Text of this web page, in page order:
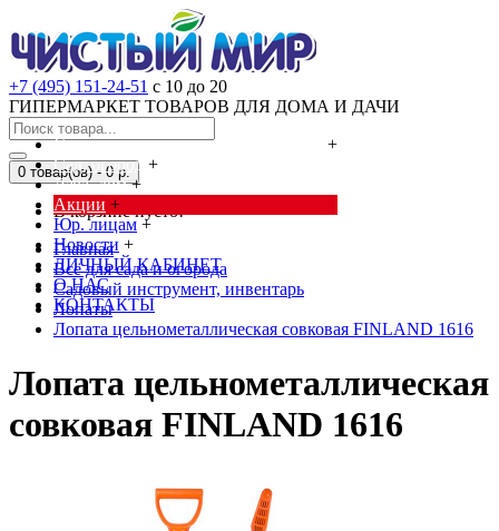
+7 (495) 151-24-51 с 10 до 20
ГИПЕРМАРКЕТ ТОВАРОВ ДЛЯ ДОМА И ДАЧИ
Cредства от насекомых и грызунов
+
Сад, огород +
Дача, дом +
Акции +
Юр. лицам +
Новости +
ЛИЧНЫЙ КАБИНЕТ
О НАС
КОНТАКТЫ
0 товар(ов) - 0 р.
В корзине пусто!
Главная
Всё для сада и огорода
Садовый инструмент, инвентарь
Лопаты
Лопата цельнометаллическая совковая FINLAND 1616
Лопата цельнометаллическая
совковая FINLAND 1616